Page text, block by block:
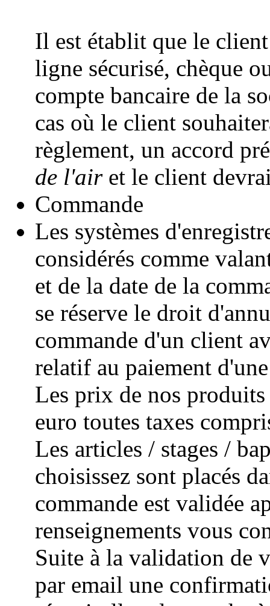
Il est établit que le
ligne sécurisé, chèque
compte bancaire de la
cas où le client
règlement, un accord
de l'airet le client
Commande
Les systèmes
considérés comme
et de la date de la
se réserve le droit
commande d'un client
relatif au paiement
Les prix de nos
euro toutes taxes
Les articles / stages /
choisissez sont placés
commande est validée
renseignements vous
Suite à la validation de
par email une